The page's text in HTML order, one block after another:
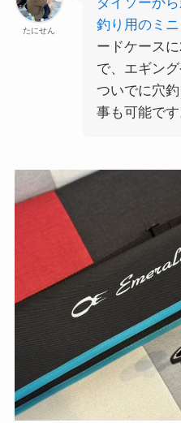
たにせん
釣り用のミ
ードケース
で、エギン
ついでに穴
事も可能です